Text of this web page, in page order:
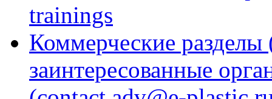
trainings
Коммерческие
заинтересованные